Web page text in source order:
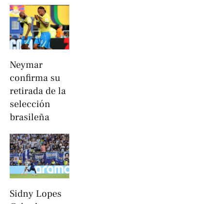
Neymar
confirma su
retirada de la
selección
brasileña
Sidny Lopes